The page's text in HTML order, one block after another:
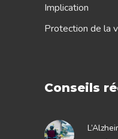
Implication
Protection de la
Conseils